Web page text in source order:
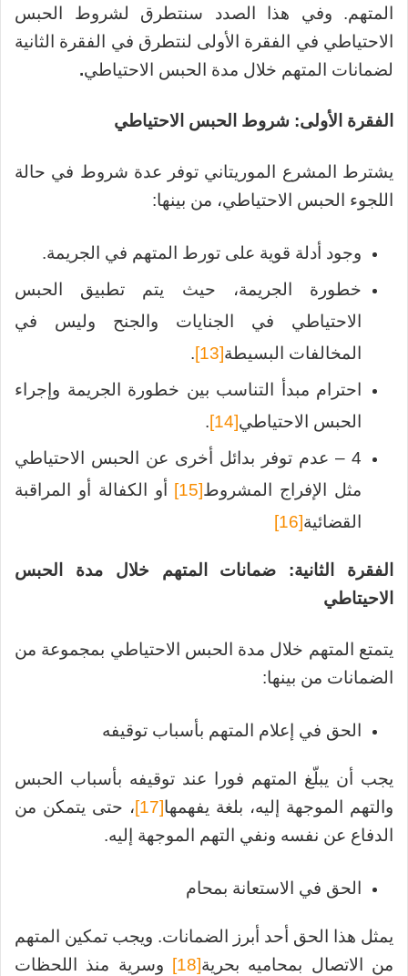
المتهم. وفي هذا الصدد سنتطرق لشروط الحبس
الاحتياطي في الفقرة الأولى لنتطرق في الفقرة الثانية
لضمانات المتهم خلال مدة الحبس الاحتياطي.
الفقرة الأولى: شروط الحبس الاحتياطي
يشترط المشرع الموريتاني توفر عدة شروط في حالة
اللجوء الحبس الاحتياطي، من بينها:
وجود أدلة قوية على تورط المتهم في الجريمة.
خطورة الجريمة، حيث يتم تطبيق الحبس
الاحتياطي في الجنايات والجنح وليس في
المخالفات البسيطة[13]
.
احترام مبدأ التناسب بين خطورة الجريمة وإجراء
الحبس الاحتياطي[14]
.
4 – عدم توفر بدائل أخرى عن الحبس الاحتياطي
مثل الإفراج المشروط[15]
أو الكفالة أو المراقبة
القضائية[16]
الفقرة الثانية: ضمانات المتهم خلال مدة الحبس
الاحيتاطي
يتمتع المتهم خلال مدة الحبس الاحتياطي بمجموعة من
الضمانات من بينها:
الحق في إعلام المتهم بأسباب توقيفه
يجب أن يبلّغ المتهم فورا عند توقيفه بأسباب الحبس
والتهم الموجهة إليه، بلغة يفهمها[17]
، حتى يتمكن من
الدفاع عن نفسه ونفي التهم الموجهة إليه.
الحق في الاستعانة بمحام
يمثل هذا الحق أحد أبرز الضمانات. ويجب تمكين المتهم
من الاتصال بمحاميه بحرية[18]
وسرية منذ اللحظات